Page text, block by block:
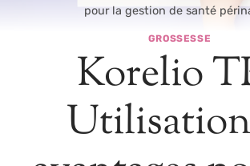
pour la gestion de santé
GROSSESSE
Korelio